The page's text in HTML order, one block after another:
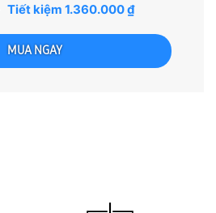
Tiết kiệm 1.360.000 ₫
MUA NGAY